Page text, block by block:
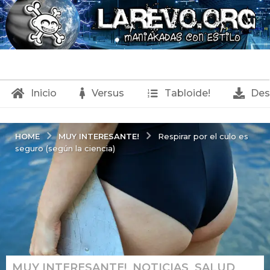
Inicio Versus Tabloide!
HOME MUY INTERESANTE!
Respirar por el culo es
seguro (según la ciencia)
, ,